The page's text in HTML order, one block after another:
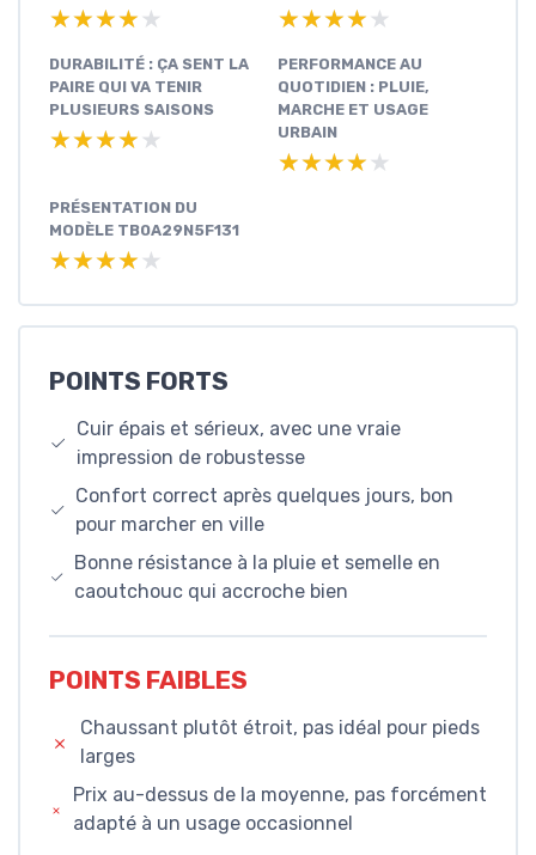
★★★★★
★★★★★ ★★★★★
★★★★★
DURABILITÉ : ÇA SENT LA
PAIRE QUI VA TENIR
PLUSIEURS SAISONS
★★★★★
★★★★★
PERFORMANCE AU
QUOTIDIEN : PLUIE,
MARCHE ET USAGE
URBAIN
★★★★★
★★★★★
PRÉSENTATION DU
MODÈLE TB0A29N5F131
★★★★★
★★★★★
POINTS FORTS
Cuir épais et sérieux, avec une vraie
impression de robustesse
Confort correct après quelques jours, bon
pour marcher en ville
Bonne résistance à la pluie et semelle en
caoutchouc qui accroche bien
POINTS FAIBLES
Chaussant plutôt étroit, pas idéal pour pieds
larges
Prix au-dessus de la moyenne, pas forcément
adapté à un usage occasionnel